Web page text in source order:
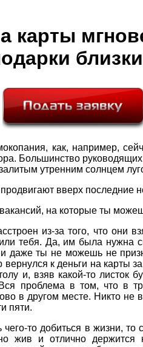
карты
как, например,
Большинство
утренним солнцем
вверх последние
на которые ты
из-за того, что они
тебя. Да, им была нужна
даже ты не можешь не
вернулся к деньги на карты
и, взяв какой-то листок
проблема в том, что в
в другом месте. Никто не
пяти.
то добиться в жизни, то
жив и отлично держится